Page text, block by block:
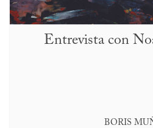
Entrevista con
BORIS